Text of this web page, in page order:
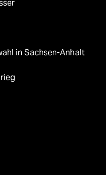
in Sachsen-Anhalt